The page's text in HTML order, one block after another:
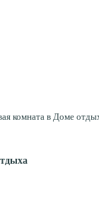
комната в Доме